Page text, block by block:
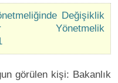
Değişiklik
Yönetmelik
görülen kişi: Bakanlık